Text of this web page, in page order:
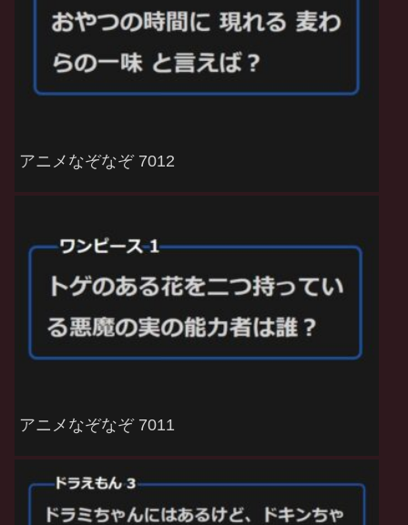
アニメなぞなぞ 7012
アニメなぞなぞ 7011